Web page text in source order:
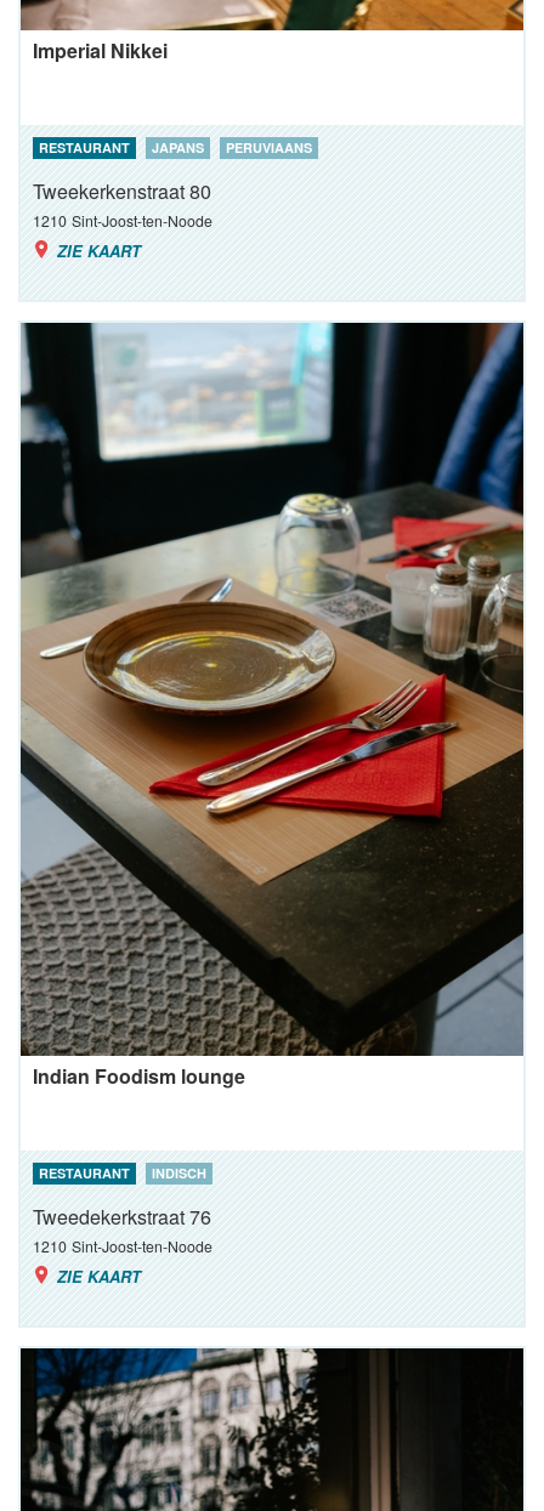
Imperial Nikkei
RESTAURANT JAPANS PERUVIAANS
Tweekerkenstraat 80
1210 Sint-Joost-ten-Noode
ZIE KAART
Indian Foodism lounge
RESTAURANT INDISCH
Tweedekerkstraat 76
1210 Sint-Joost-ten-Noode
ZIE KAART